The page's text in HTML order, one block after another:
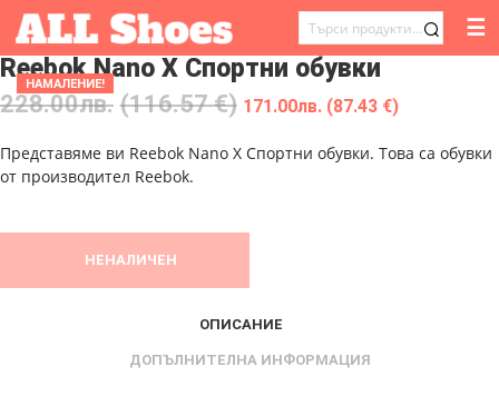
ТЪРСЕНЕ
ЗА:
☰
НАМАЛЕНИЕ!
Reebok Nano X Спортни обувки
228.00лв. (116.57 €) 171.00лв. (87.43 €)
Представяме ви Reebok Nano X Спортни обувки. Това са обувки
от производител Reebok.
НЕНАЛИЧЕН
ОПИСАНИЕ
ДОПЪЛНИТЕЛНА ИНФОРМАЦИЯ